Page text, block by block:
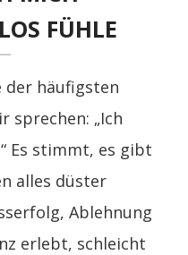
FÜHLE
der häufigsten
sprechen: „Ich
Es stimmt, es gibt
alles düster
Ablehnung
erlebt, schleicht